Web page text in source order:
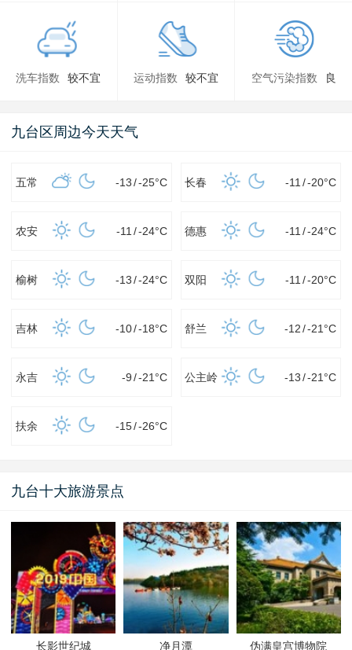
洗车指数 较不宜 运动指数 较不宜 空气污染指数 良
九台区周边今天天气
五常 -13/-25°C 长春 -11 /-20°C
农安 -11 /-24°C 德惠 -11 /-24°C
榆树 -13/-24°C 双阳 -11 /-20°C
吉林 -10/-18°C 舒兰 -12 /-21 °C
永吉 -9/-21 °C 公主岭 -13 /-21 °C
扶余 -15/-26°C
九台十大旅游景点
长影世纪城 净月潭 伪满皇宫博物院